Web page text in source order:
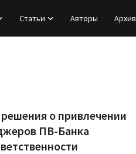
Статьи Авторы Архив
о привлечении
ПВ-Банка